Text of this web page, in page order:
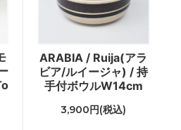
ARABIA / Ruija(アラ
ビア/ルイージャ) / 持
手付ボウルW14cm
3,900円(税込)